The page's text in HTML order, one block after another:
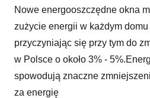
Nowe energooszczędne okna
zużycie energii w każdym
przyczyniając się przy tym do
w Polsce o około 3% -
spowodują znaczne
za energię